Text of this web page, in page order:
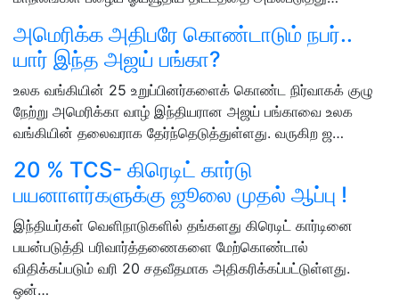
அமெரிக்க அதிபரே கொண்டாடும் நபர்..
யார் இந்த அஜய் பங்கா?
உலக வங்கியின் 25 உறுப்பினர்களைக் கொண்ட நிர்வாகக் குழு
நேற்று அமெரிக்கா வாழ் இந்தியரான அஜய் பங்காவை உலக
வங்கியின் தலைவராக தேர்ந்தெடுத்துள்ளது. வருகிற ஜ…
20 % TCS- கிரெடிட் கார்டு
பயனாளர்களுக்கு ஜூலை முதல் ஆப்பு !
இந்தியர்கள் வெளிநாடுகளில் தங்களது கிரெடிட் கார்டினை
பயன்படுத்தி பரிவார்த்தணைகளை மேற்கொண்டால்
விதிக்கப்படும் வரி 20 சதவீதமாக அதிகரிக்கப்பட்டுள்ளது.
ஒன்…